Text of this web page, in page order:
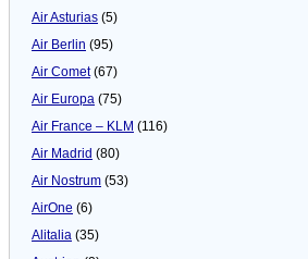
Air Asturias (5)
Air Berlin (95)
Air Comet(67)
Air Europa (75)
Air France – KLM (116)
Air Madrid (80)
Air Nostrum (53)
AirOne (6)
Alitalia (35)